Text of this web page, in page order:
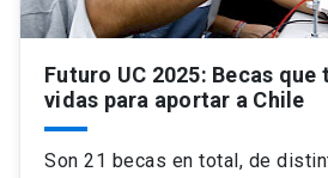
Futuro UC 2025: Becas
vidas para aportar a Chile
Son 21 becas en total, de